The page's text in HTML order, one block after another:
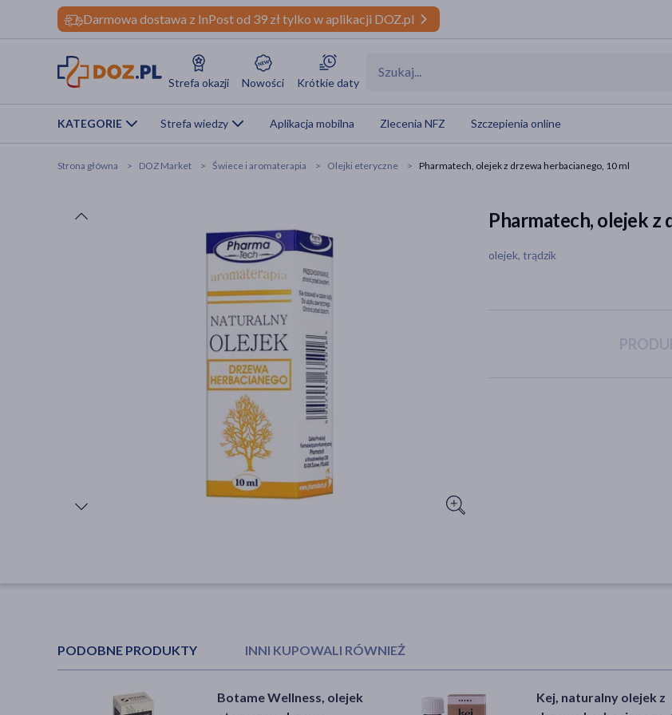
Darmowa dostawa z InPost od 39 zł tylko w aplikacji DOZ.pl
Strefa okazji Nowości Krótkie daty
KATEGORIE Strefa wiedzy Aplikacja mobilna Zlecenia NFZ Szczepienia online
Strona główna DOZ Market Świece i aromaterapia Olejki eteryczne Pharmatech, olejek z drzewa herbacianego, 10 ml
Pharmatech, olejek z
olejek, trądzik
PODOBNE PRODUKTY INNI KUPOWALI RÓWNIEŻ
Botame Wellness, olejek
Kej, naturalny olejek z
Etja, olejek eukaliptusowy,
Acne-Derm, krem